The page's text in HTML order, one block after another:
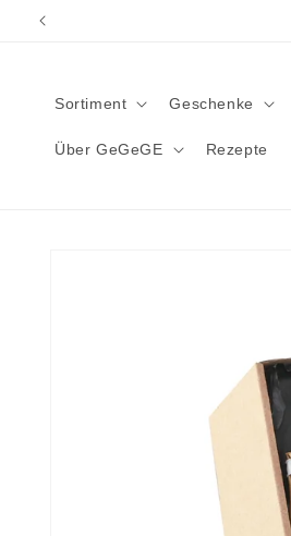
zum
Sortiment Geschenke
Über GeGeGE Rezepte